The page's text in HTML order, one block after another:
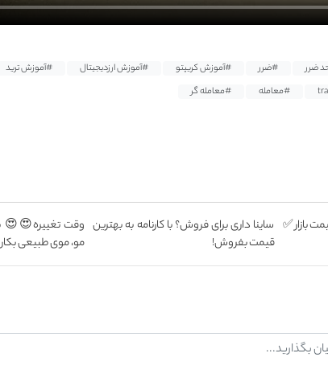
ضرر #ضرر #آموزش کریپتو #آموزش ارزدیجیتال #آموزش ترید
#معامله #معامله گر
بازار ✅ ساینا داری برای فروش؟ با کارنامه به بهترین
قیمت بفروش!
مو، موی طبیعی بکار